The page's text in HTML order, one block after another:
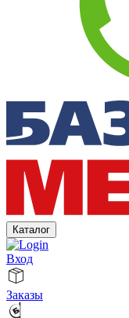
Каталог
Вход
Заказы